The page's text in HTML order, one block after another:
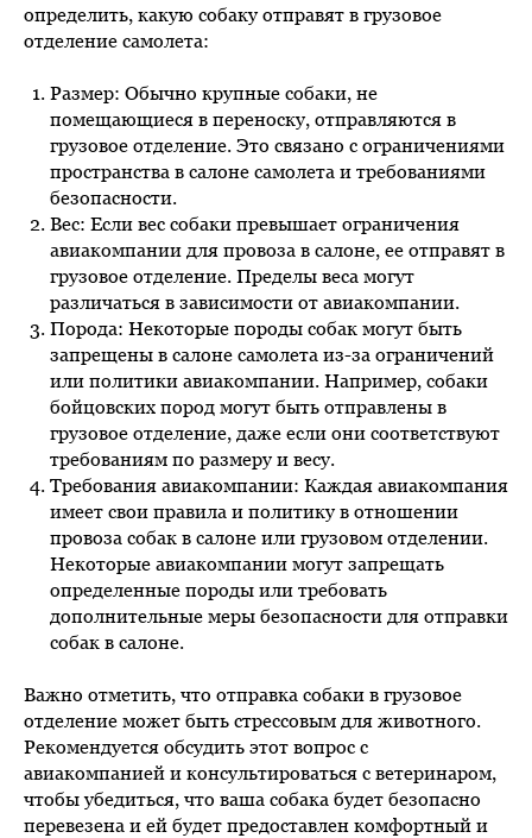
определить, какую собаку отправят в грузовое
отделение самолета:
Размер: Обычно крупные собаки, не
помещающиеся в переноску, отправляются в
грузовое отделение. Это связано с ограничениями
пространства в салоне самолета и требованиями
безопасности.
Вес: Если вес собаки превышает ограничения
авиакомпании для провоза в салоне, ее отправят в
грузовое отделение. Пределы веса могут
различаться в зависимости от авиакомпании.
Порода: Некоторые породы собак могут быть
запрещены в салоне самолета из-за ограничений
или политики авиакомпании. Например, собаки
бойцовских пород могут быть отправлены в
грузовое отделение, даже если они соответствуют
требованиям по размеру и весу.
Требования авиакомпании: Каждая авиакомпания
имеет свои правила и политику в отношении
провоза собак в салоне или грузовом отделении.
Некоторые авиакомпании могут запрещать
определенные породы или требовать
дополнительные меры безопасности для отправки
собак в салоне.
Важно отметить, что отправка собаки в грузовое
отделение может быть стрессовым для животного.
Рекомендуется обсудить этот вопрос с
авиакомпанией и консультироваться с ветеринаром,
чтобы убедиться, что ваша собака будет безопасно
перевезена и ей будет предоставлен комфортный и